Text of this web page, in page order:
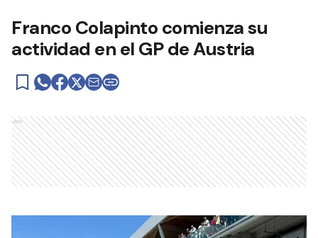
Franco Colapinto comienza su
actividad en el GP de Austria
Ads